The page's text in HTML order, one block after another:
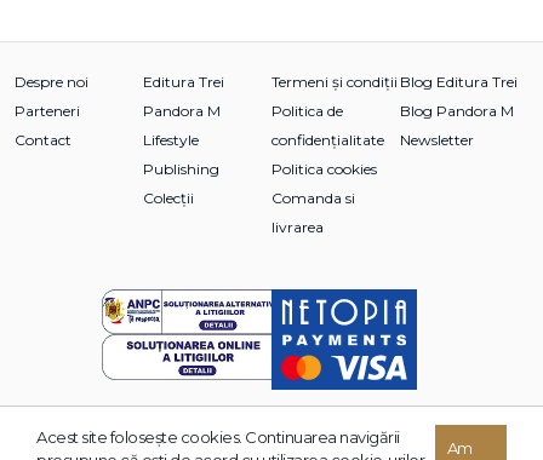
Despre noi
Parteneri
Contact
Editura Trei
Pandora M
Lifestyle
Publishing
Colecții
Termeni și condiții
Politica de
confidențialitate
Politica cookies
Comanda si
livrarea
Blog Editura Trei
Blog Pandora M
Newsletter
© 2026 Grupul Editorial TREI. Toate drepturile rezervate.
Acest site foloseşte cookies. Continuarea navigării
Am